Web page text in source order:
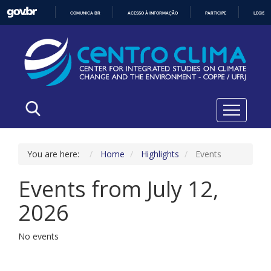
O
CONTEÚDO
COMUNICA BR ACESSO À INFORMAÇÃO PARTICIPE
You are here: Home Highlights Events
Events from July 12,
2026
No events